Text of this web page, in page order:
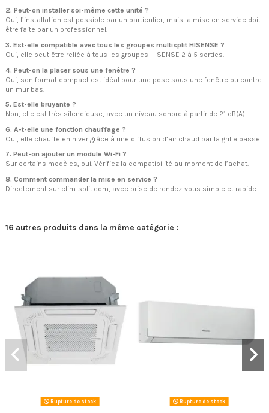
2. Peut-on installer soi-même cette unité ?
Oui, l’installation est possible par un particulier, mais la mise en service doit
être faite par un professionnel.
3. Est-elle compatible avec tous les groupes multisplit HISENSE ?
Oui, elle peut être reliée à tous les groupes HISENSE 2 à 5 sorties.
4. Peut-on la placer sous une fenêtre ?
Oui, son format compact est idéal pour une pose sous une fenêtre ou contre
un mur bas.
5. Est-elle bruyante ?
Non, elle est très silencieuse, avec un niveau sonore à partir de 21 dB(A).
6. A-t-elle une fonction chauffage ?
Oui, elle chauffe en hiver grâce à une diffusion d’air chaud par la grille basse.
7. Peut-on ajouter un module Wi-Fi ?
Sur certains modèles, oui. Vérifiez la compatibilité au moment de l’achat.
8. Comment commander la mise en service ?
Directement sur clim-split.com, avec prise de rendez-vous simple et rapide.
16 autres produits dans la même catégorie :
Rupture de stock Rupture de stock